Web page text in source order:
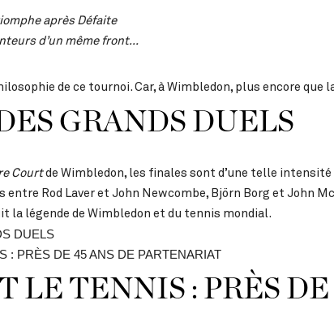
après Défaite
d’un même front…
de ce tournoi. Car, à Wimbledon, plus encore
GRANDS DUELS
Courtde Wimbledon, les finales sont d’une telle
entre Rod Laver et John Newcombe, Björn Borg et John
la légende de Wimbledon et du tennis mondial.
LE TENNIS : PRÈS